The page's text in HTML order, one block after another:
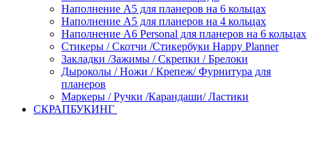
Наполнение А5 для планеров на 6 кольцах
Наполнение А5 для планеров на 4 кольцах
Наполнение А6 Personal для планеров на 6 кольцах
Стикеры / Скотчи /Стикербуки Happy Planner
Закладки /Зажимы / Скрепки / Брелоки
Дыроколы / Ножи / Крепеж/ Фурнитура для
планеров
Маркеры / Ручки /Карандаши/ Ластики
СКРАПБУКИНГ